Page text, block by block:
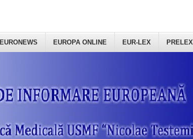
EURONEWS EUROPA ONLINE EUR-LEX PRELEX